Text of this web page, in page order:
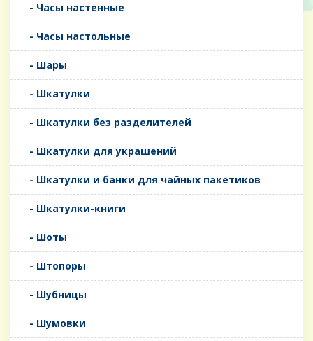
- Часы настенные
- Часы настольные
- Шары
- Шкатулки
- Шкатулки без разделителей
- Шкатулки для украшений
- Шкатулки и банки для чайных пакетиков
- Шкатулки-книги
- Шоты
- Штопоры
- Шубницы
- Шумовки